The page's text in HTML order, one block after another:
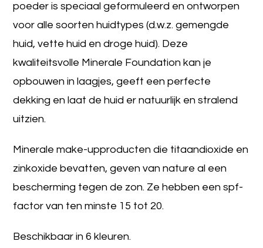
poeder is speciaal geformuleerd en ontworpen
voor alle soorten huidtypes (d.w.z. gemengde
huid, vette huid en droge huid). Deze
kwaliteitsvolle Minerale Foundation kan je
opbouwen in laagjes, geeft een perfecte
dekking en laat de huid er natuurlijk en stralend
uitzien.
Minerale make-upproducten die titaandioxide en
zinkoxide bevatten, geven van nature al een
bescherming tegen de zon. Ze hebben een spf-
factor van ten minste 15 tot 20.
Beschikbaar in 6 kleuren.